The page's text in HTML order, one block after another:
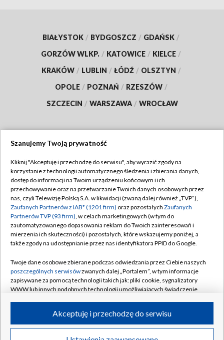
BIAŁYSTOK / BYDGOSZCZ / GDAŃSK /
GORZÓW WLKP. / KATOWICE / KIELCE /
KRAKÓW / LUBLIN / ŁÓDŹ / OLSZTYN /
OPOLE / POZNAŃ / RZESZÓW /
SZCZECIN / WARSZAWA / WROCŁAW
TVP
Abonament TVP
Emisja w TVP
Centrum informacji TVP
Naziemna Telewizja Cyfrowa
Rada Programowa
System NOS
Informacje o nadawcy
Program dla prasy
Regulamin TVP
Polityka prywatności
Moje zgody
Pomoc
Kontakt
Kanały
©2026 Telewizja Polska S.A. w likwidacji
Szanujemy Twoją prywatność
Kliknij "Akceptuję i przechodzę do serwisu", aby wyrazić zgody na
korzystanie z technologii automatycznego śledzenia i zbierania danych,
dostęp do informacji na Twoim urządzeniu końcowym i ich
przechowywanie oraz na przetwarzanie Twoich danych osobowych przez
nas, czyli Telewizję Polską S.A. w likwidacji (zwaną dalej również „TVP”),
Zaufanych Partnerów z IAB* (1201 firm) oraz pozostałych Zaufanych
Partnerów TVP (93 firm), w celach marketingowych (w tym do
zautomatyzowanego dopasowania reklam do Twoich zainteresowań i
mierzenia ich skuteczności) i pozostałych, które wskazujemy poniżej, a
także zgody na udostępnianie przez nas identyfikatora PPID do Google.
Twoje dane osobowe zbierane podczas odwiedzania przez Ciebie naszych
poszczególnych serwisówzwanych dalej „Portalem”, w tym informacje
zapisywane za pomocą technologii takich jak: pliki cookie, sygnalizatory
WWW lub innych podobnych technologii umożliwiających świadczenie
ruchu w Internecie.
Twoje dane osobowe zbierane podczas odwiedzania przez Ciebie
Akceptuję i przechodzę do serwisu